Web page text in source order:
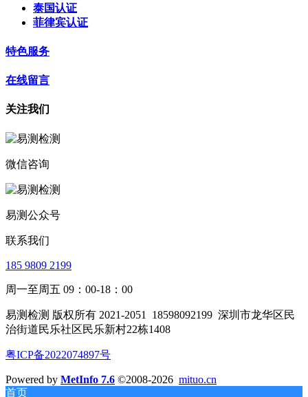
泰国认证
菲律宾认证
特色服务
在线留言
关注我们
微信咨询
易测公众号
联系我们
185 9809 2199
周一至周五 09：00-18：00
易测检测 版权所有 2021-2051 18598092199 深圳市龙华区民
治街道民乐社区民乐新村22栋1408
粤ICP备2022074897号
Powered by MetInfo 7.6 ©2008-2026 mituo.cn
首页